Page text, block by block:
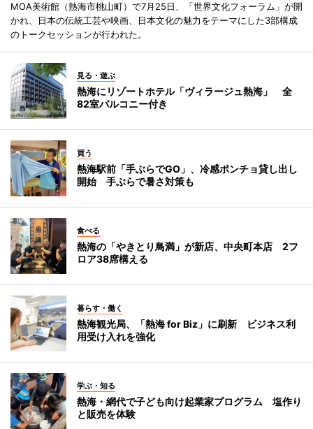
MOA美術館（熱海市桃山町）で7月25日、「世界文化フォーラム」が開
かれ、日本の伝統工芸や映画、日本文化の魅力をテーマにした3部構成
のトークセッションが行われた。
見る・遊ぶ
熱海にリゾートホテル「ヴィラージュ熱海」 全
82室バルコニー付き
買う
熱海駅前「手ぶらでGO」、冷感ポンチョ貸し出し
開始 手ぶらで暑さ対策も
食べる
熱海の「やきとり鳥満」が新店、中央町本店 2フ
ロア38席構える
暮らす・働く
熱海観光局、「熱海 for Biz」に刷新 ビジネス利
用受け入れを強化
学ぶ・知る
熱海・網代で子ども向け起業家プログラム 塩作り
と販売を体験